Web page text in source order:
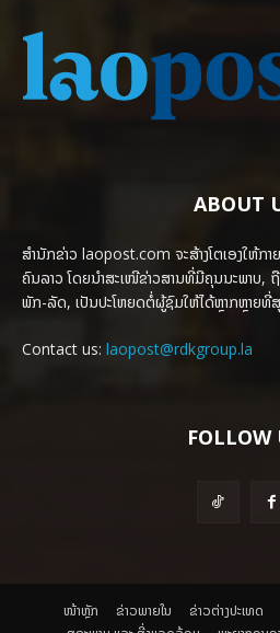
ABOUT
ສຳນັກຂ່າວ laopost.com ຈະສ້າງໂຕເອງໃຫ້ກ
ຄົນລາວ ໂດຍນຳສະເໜີຂ່າວສານທີ່ມີຄຸນນະພາບ,
ພັກ-ລັດ, ເປັນປະໂຫຍດຕໍ່ຜູ້ຊົມໃຫ້ໄດ້ຫຼາກຫຼາຍທີ່
Contact us: laopost@rdkgroup.la
FOLLOW
ໜ້າຫຼັກ ຂ່າວພາຍ​ໃນ ຂ່າວຕ່າງປະເທດ